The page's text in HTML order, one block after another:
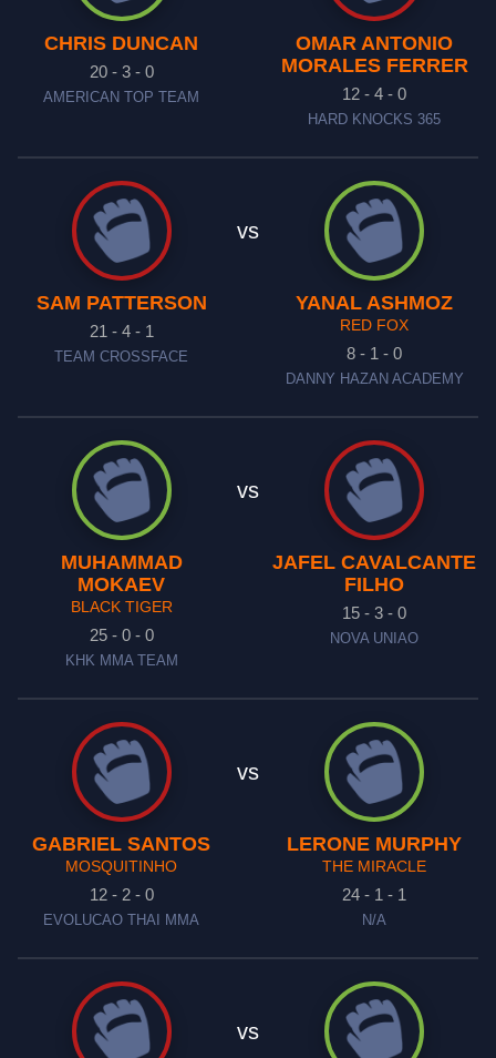
CHRIS DUNCAN
20 - 3 - 0
AMERICAN TOP TEAM
OMAR ANTONIO
MORALES FERRER
12 - 4 - 0
HARD KNOCKS 365
SAM PATTERSON
21 - 4 - 1
TEAM CROSSFACE
vs
YANAL ASHMOZ
RED FOX
8 - 1 - 0
DANNY HAZAN ACADEMY
MUHAMMAD
MOKAEV
BLACK TIGER
25 - 0 - 0
KHK MMA TEAM
vs
JAFEL CAVALCANTE
FILHO
15 - 3 - 0
NOVA UNIAO
GABRIEL SANTOS
MOSQUITINHO
12 - 2 - 0
EVOLUCAO THAI MMA
vs
LERONE MURPHY
THE MIRACLE
24 - 1 - 1
N/A
vs